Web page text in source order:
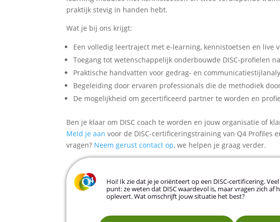
praktijk stevig in handen hebt.
Wat je bij ons krijgt:
Een volledig leertraject met e-learning, kennistoetsen en live
Toegang tot wetenschappelijk onderbouwde DISC-profielen
Praktische handvatten voor gedrag- en
Begeleiding door ervaren professionals die de methodiek
De mogelijkheid om gecertificeerd partner te worden en
Ben je klaar om DISC coach te worden en jouw organisatie of
Meld je aan voor de DISC-certificeringstraining van Q4 Profiles
vragen? Neem gerust contact op, we helpen je graag verder.
Hoi! Ik zie dat je je oriënteert op een DISC-certificering.
punt: ze weten dat DISC waardevol is, maar vragen zich
oplevert. Wat omschrijft jouw situatie het best?